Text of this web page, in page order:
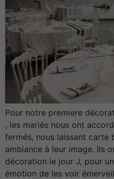
Pour notre premiere
, les mariés nous ont
fermés, nous laissant carte
ambiance à leur image. Ils
décoration le jour J, pour
émotion de les voir